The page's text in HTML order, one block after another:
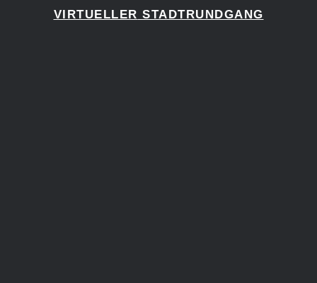
VIRTUELLER STADTRUNDGANG